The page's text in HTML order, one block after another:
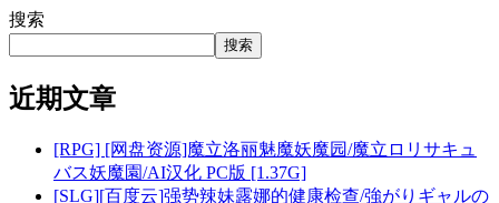
搜索
搜索
近期文章
[RPG] [网盘资源]魔立洛丽魅魔妖魔园/魔立ロリサキュ
バス妖魔園/AI汉化 PC版 [1.37G]
[SLG][百度云]强势辣妹露娜的健康检查/強がりギャルの